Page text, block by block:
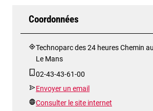
Coordonnées
Technoparc des 24 heures Chemin
Le Mans
02-43-43-61-00
Envoyer un email
Consulter le site internet